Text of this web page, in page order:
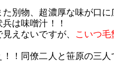
た別物、超濃厚な味が口に
は味噌汁！！
えないですが、
こいつ
！！同僚二人と笹原の三